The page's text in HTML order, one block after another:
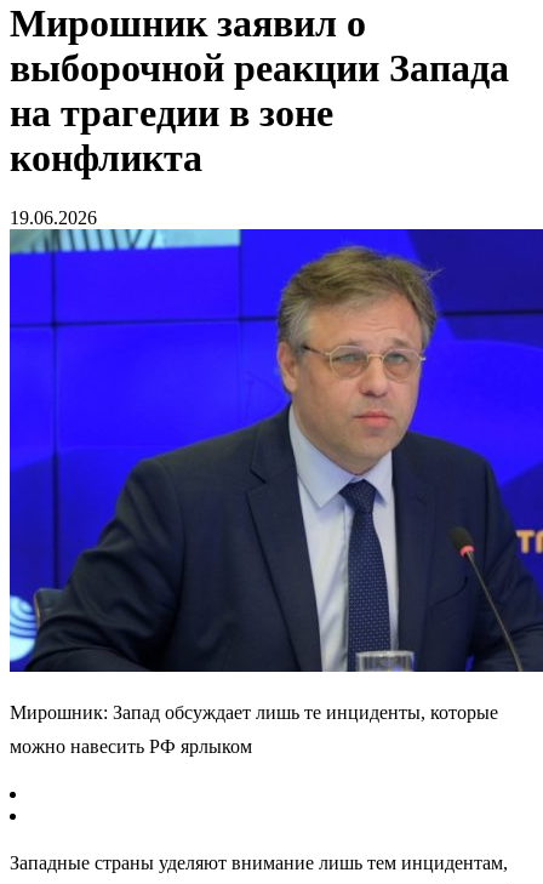
Мирошник заявил о
выборочной реакции Запада
на трагедии в зоне
конфликта
19.06.2026
Мирошник: Запад обсуждает лишь те инциденты, которые
можно навесить РФ ярлыком
Западные страны уделяют внимание лишь тем инцидентам,